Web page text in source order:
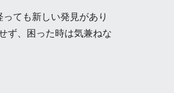
ても新しい発見があり
ず、困った時は気兼ねな